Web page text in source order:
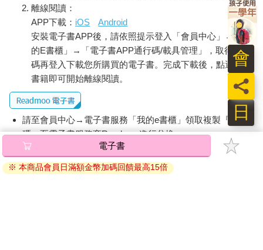
我望著窗外遠處大美洲主題樂園（Great America amusement
park）裡旋轉中的摩天輪，一陣子後，轉身對戈登說：「如果我
們被掃地出門，董事會找來新的執行長，你覺得他會怎麼處理這
件事？」戈登毫不遲疑地回答道：「他會要我們退出記憶晶片業
務。」
我面無表情地看著他，過了好一會，開口說：「那，要不要我們
兩個走出這道門再走進來，自己解決這個問題？」
那真是個清醒的時刻。從沒有歷史包袱、遠離內部爭議的外人的
視角來檢視，收掉記憶晶片事業是再清楚不過的選擇了。轉換視
角──「如果是別人接手，會怎麼做？」──終於讓戈登和葛洛夫
清楚地看到更廣闊的天地。
離線閱讀：
APP下載： iOS
Android
安裝電子書APP後，請依照提示登入「會員中心」→「我
的E書櫃」→「電子書APP通行碼/載具管理」，取得通行
碼再登入下載您所購買的電子書。完成下載後，點選任一
書籍即可開始離線閱讀。
請至會員中心→電子書服務「我的e書櫃」領取複製『兌換
碼』至電子書服務商Readmoo進行兌換。
退換貨須知：
因版權保護，您在金石堂所購買的電子書僅能以金石堂專屬
電子書
※ 本商品會員日滿額金幣加碼回饋最高15倍
日
員
會